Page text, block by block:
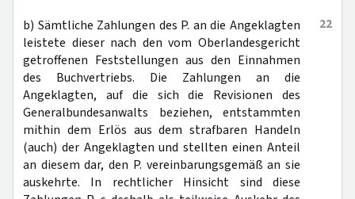
22
b) Sämtliche Zahlungen des P. an die Angeklagten
leistete dieser nach den vom Oberlandesgericht
getroffenen Feststellungen aus den Einnahmen
des Buchvertriebs. Die Zahlungen an die
Angeklagten, auf die sich die Revisionen des
Generalbundesanwalts beziehen, entstammten
mithin dem Erlös aus dem strafbaren Handeln
(auch) der Angeklagten und stellten einen Anteil
an diesem dar, den P. vereinbarungsgemäß an sie
auskehrte. In rechtlicher Hinsicht sind diese